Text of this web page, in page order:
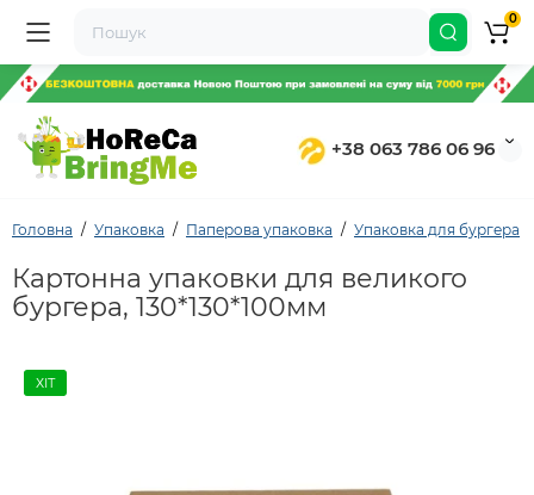
+38 063 786 06 96
0
Головна Упаковка Паперова упаковка Упаковка для бургера
Картонна упаковки для великого
бургера, 130*130*100мм
ХІТ